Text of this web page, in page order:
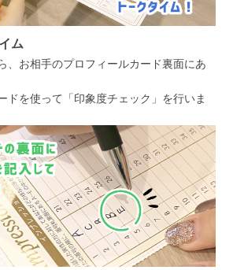
ム
、お相手のプロフィールカード裏面にあ
ドを使って「印象度チェック」を行いま